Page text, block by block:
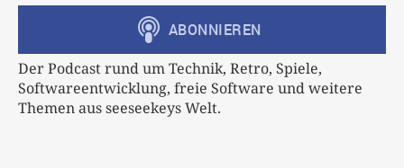
Der Podcast rund um Technik, Retro, Spiele,
Softwareentwicklung, freie Software und weitere
Themen aus seeseekeys Welt.